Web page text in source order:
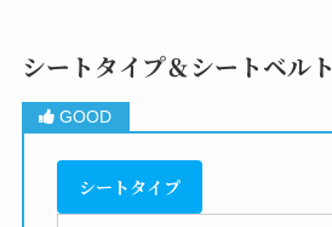
シートタイプ＆シートベル
シートタイプ